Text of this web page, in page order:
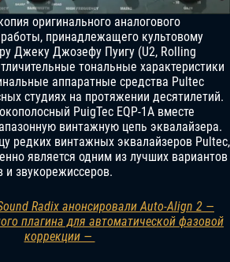
оригинального аналогового
принадлежащего культовому
Джеку Джозефу Пуигу (U2, Rolling
тональные характеристики
аппаратные средства Pultec
студиях на протяжении десятилетий.
PuigTec EQP-1A вместе
винтажную цепь эквалайзера.
редких винтажных эквалайзеров Pultec,
является одним из лучших вариантов
и звукорежиссеров.
Radix анонсировали Auto-Align 2 —
плагина для автоматической фазовой
коррекции —